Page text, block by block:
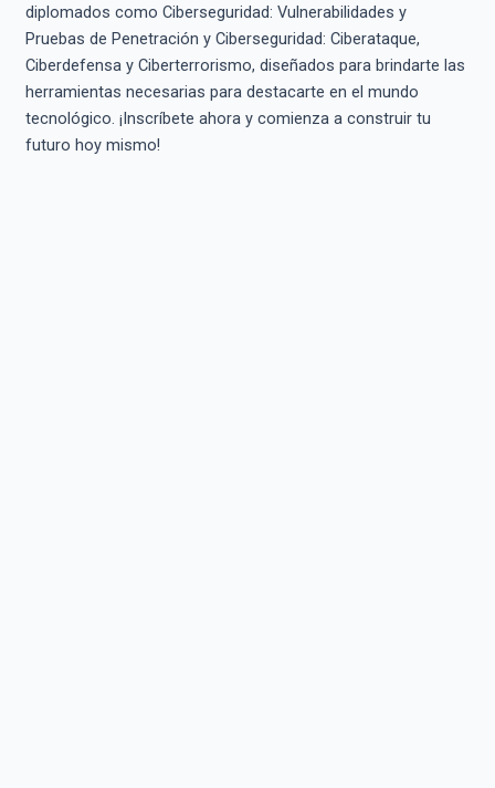
diplomados como Ciberseguridad: Vulnerabilidades y
Pruebas de Penetración y Ciberseguridad: Ciberataque,
Ciberdefensa y Ciberterrorismo, diseñados para brindarte las
herramientas necesarias para destacarte en el mundo
tecnológico. ¡Inscríbete ahora y comienza a construir tu
futuro hoy mismo!